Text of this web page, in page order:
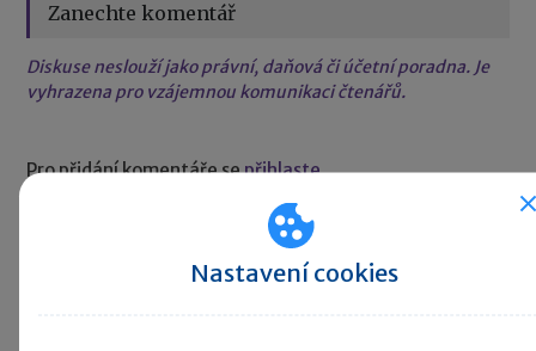
Zanechte komentář
Diskuse neslouží jako právní, daňová či účetní poradna. Je
vyhrazena pro vzájemnou komunikaci čtenářů.
Pro přidání komentáře sepřihlaste.
Nastavení cookies